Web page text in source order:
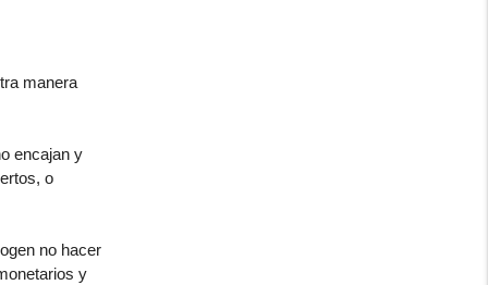
manera
encajan y
o
no hacer
y